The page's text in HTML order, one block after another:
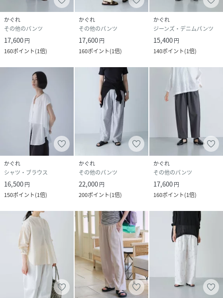
かぐれ
その他のパンツ
17,600円
160ポイント(1倍)
かぐれ
その他のパンツ
17,600円
160ポイント(1倍)
かぐれ
ジーンズ・デニムパンツ
15,400円
140ポイント(1倍)
かぐれ
シャツ・ブラウス
16,500円
150ポイント(1倍)
かぐれ
その他のパンツ
22,000円
200ポイント(1倍)
かぐれ
その他のパンツ
17,600円
160ポイント(1倍)